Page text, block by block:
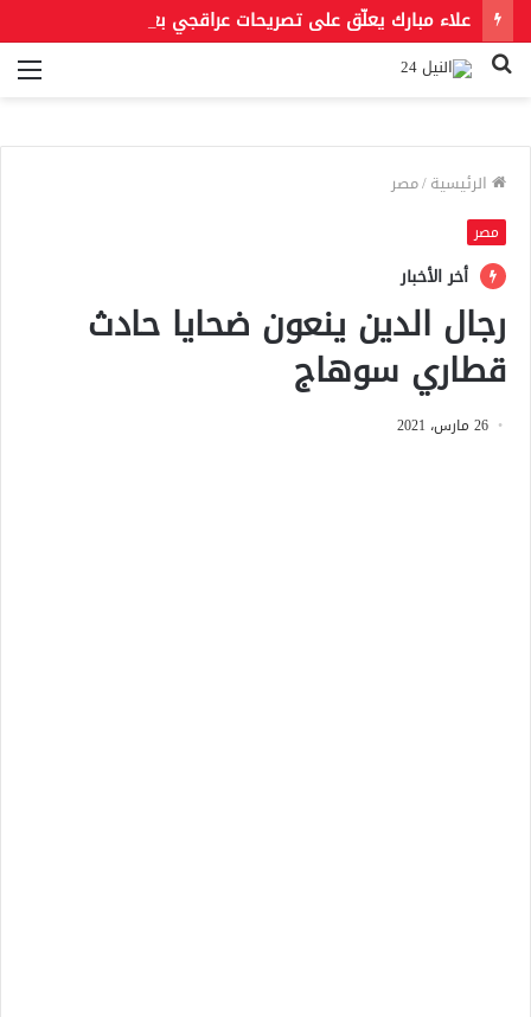
بحث
الرئيسية/مصر
مصر
أخر الأخبار
رجال الدين ينعون ضحايا حادث
قطاري سوهاج
26 مارس، 2021